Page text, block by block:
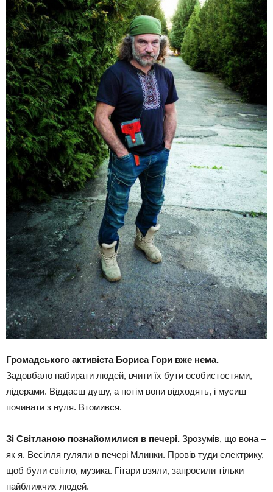
Громадського активіста Бориса Гори вже нема.
Задовбало набирати людей, вчити їх бути особистостями,
лідерами. Віддаєш душу, а потім вони відходять, і мусиш
починати з нуля. Втомився.
Зі Світланою познайомилися в печері. Зрозумів, що вона –
як я. Весілля гуляли в печері Млинки. Провів туди електрику,
щоб були світло, музика. Гітари взяли, запросили тільки
найближчих людей.